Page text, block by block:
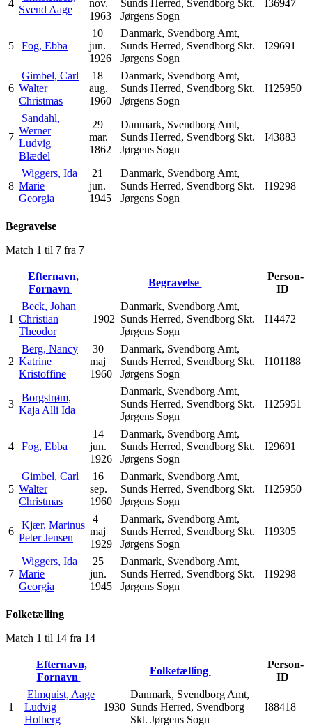
4
Svend Aage
nov.
1963
Sunds Herred, Svendborg Skt.
Jørgens Sogn
I36947
5 Fog, Ebba
10
jun.
1926
Danmark, Svendborg Amt,
Sunds Herred, Svendborg Skt.
Jørgens Sogn
I29691
6
Gimbel, Carl
Walter
Christmas
18
aug.
1960
Danmark, Svendborg Amt,
Sunds Herred, Svendborg Skt.
Jørgens Sogn
I125950
7
Sandahl,
Werner
Ludvig
Blædel
29
mar.
1862
Danmark, Svendborg Amt,
Sunds Herred, Svendborg Skt.
Jørgens Sogn
I43883
8
Wiggers, Ida
Marie
Georgia
21
jun.
1945
Danmark, Svendborg Amt,
Sunds Herred, Svendborg Skt.
Jørgens Sogn
I19298
Begravelse
Match 1 til 7 fra 7
Efternavn,
Fornavn
Begravelse
Person-
ID
1
Beck, Johan
Christian
Theodor
1902
Danmark, Svendborg Amt,
Sunds Herred, Svendborg Skt.
Jørgens Sogn
I14472
2
Berg, Nancy
Katrine
Kristoffine
30
maj
1960
Danmark, Svendborg Amt,
Sunds Herred, Svendborg Skt.
Jørgens Sogn
I101188
3
Borgstrøm,
Kaja Alli Ida
Danmark, Svendborg Amt,
Sunds Herred, Svendborg Skt.
Jørgens Sogn
I125951
4 Fog, Ebba
14
jun.
1926
Danmark, Svendborg Amt,
Sunds Herred, Svendborg Skt.
Jørgens Sogn
I29691
5
Gimbel, Carl
Walter
Christmas
16
sep.
1960
Danmark, Svendborg Amt,
Sunds Herred, Svendborg Skt.
Jørgens Sogn
I125950
6
Kjær, Marinus
Peter Jensen
4
maj
1929
Danmark, Svendborg Amt,
Sunds Herred, Svendborg Skt.
Jørgens Sogn
I19305
7
Wiggers, Ida
Marie
Georgia
25
jun.
1945
Danmark, Svendborg Amt,
Sunds Herred, Svendborg Skt.
Jørgens Sogn
I19298
Folketælling
Match 1 til 14 fra 14
Efternavn,
Fornavn
Folketælling
Person-
ID
1
Elmquist, Aage
Ludvig
Holberg
1930
Danmark, Svendborg Amt,
Sunds Herred, Svendborg
Skt. Jørgens Sogn
I88418